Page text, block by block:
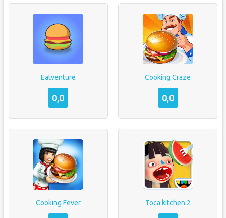
Eatventure
0,0
Cooking Craze
0,0
Cooking Fever Toca kitchen 2